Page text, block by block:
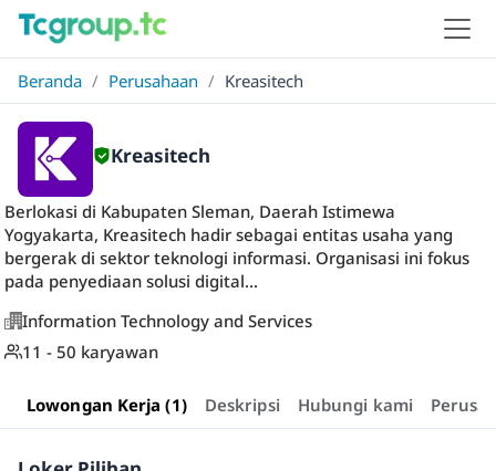
Beranda / Perusahaan / Kreasitech
Kreasitech
Berlokasi di Kabupaten Sleman, Daerah Istimewa
Yogyakarta, Kreasitech hadir sebagai entitas usaha yang
bergerak di sektor teknologi informasi. Organisasi ini fokus
pada penyediaan solusi digital...
Information Technology and Services
11 - 50 karyawan
Lowongan Kerja (1) Deskripsi Hubungi kami